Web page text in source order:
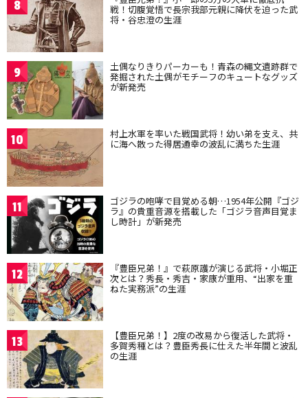
8 戦！切腹覚悟で長宗我部元親に降伏を迫った武
将・谷忠澄の生涯
9 土偶なりきりパーカーも！青森の縄文遺跡群で
発掘された土偶がモチーフのキュートなグッズ
が新発売
10 村上水軍を率いた戦国武将！幼い弟を支え、共
に海へ散った得居通幸の波乱に満ちた生涯
11 ゴジラの咆哮で目覚める朝…1954年公開『ゴジ
ラ』の貴重音源を搭載した「ゴジラ音声目覚ま
し時計」が新発売
12 『豊臣兄弟！』で萩原護が演じる武将・小堀正
次とは？秀長・秀吉・家康が重用、“出家を重
ねた実務派”の生涯
13 【豊臣兄弟！】2度の改易から復活した武将・
多賀秀種とは？豊臣秀長に仕えた半年間と波乱
の生涯